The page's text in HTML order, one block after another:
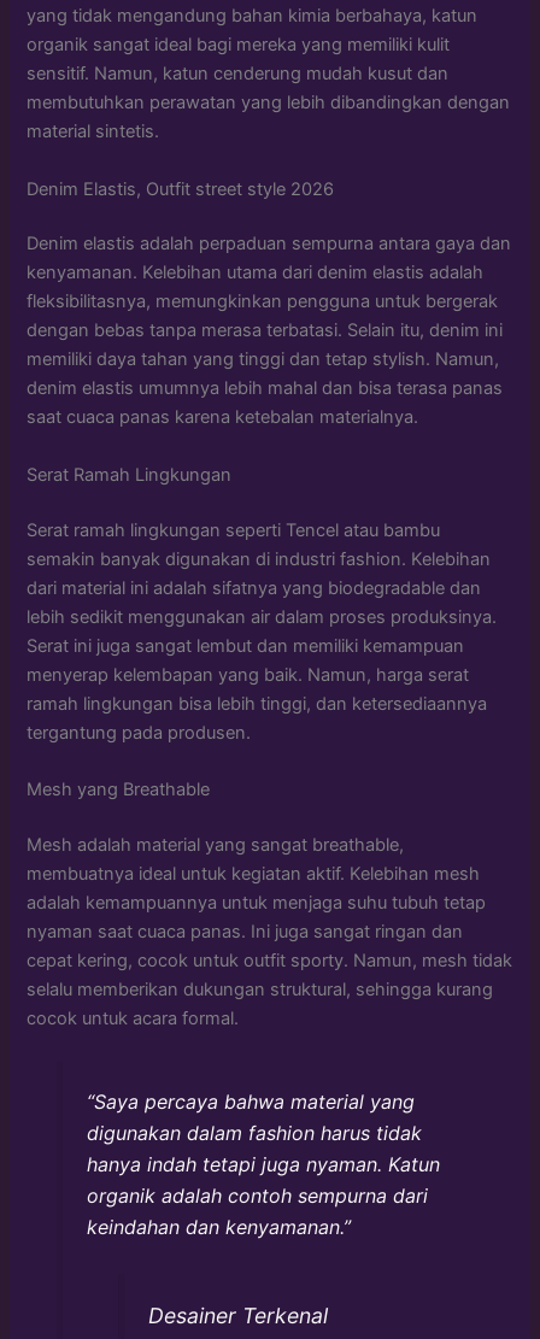
yang tidak mengandung bahan kimia berbahaya, katun
organik sangat ideal bagi mereka yang memiliki kulit
sensitif. Namun, katun cenderung mudah kusut dan
membutuhkan perawatan yang lebih dibandingkan dengan
material sintetis.
Denim Elastis, Outfit street style 2026
Denim elastis adalah perpaduan sempurna antara gaya dan
kenyamanan. Kelebihan utama dari denim elastis adalah
fleksibilitasnya, memungkinkan pengguna untuk bergerak
dengan bebas tanpa merasa terbatasi. Selain itu, denim ini
memiliki daya tahan yang tinggi dan tetap stylish. Namun,
denim elastis umumnya lebih mahal dan bisa terasa panas
saat cuaca panas karena ketebalan materialnya.
Serat Ramah Lingkungan
Serat ramah lingkungan seperti Tencel atau bambu
semakin banyak digunakan di industri fashion. Kelebihan
dari material ini adalah sifatnya yang biodegradable dan
lebih sedikit menggunakan air dalam proses produksinya.
Serat ini juga sangat lembut dan memiliki kemampuan
menyerap kelembapan yang baik. Namun, harga serat
ramah lingkungan bisa lebih tinggi, dan ketersediaannya
tergantung pada produsen.
Mesh yang Breathable
Mesh adalah material yang sangat breathable,
membuatnya ideal untuk kegiatan aktif. Kelebihan mesh
adalah kemampuannya untuk menjaga suhu tubuh tetap
nyaman saat cuaca panas. Ini juga sangat ringan dan
cepat kering, cocok untuk outfit sporty. Namun, mesh tidak
selalu memberikan dukungan struktural, sehingga kurang
cocok untuk acara formal.
“Saya percaya bahwa material yang
digunakan dalam fashion harus tidak
hanya indah tetapi juga nyaman. Katun
organik adalah contoh sempurna dari
keindahan dan kenyamanan.”
Desainer Terkenal